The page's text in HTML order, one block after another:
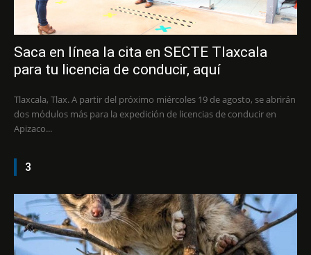
Saca en línea la cita en SECTE Tlaxcala
para tu licencia de conducir, aquí
Tlaxcala, Tlax. A partir del próximo miércoles 19 de agosto, se abrirán
dos módulos más para la expedición de licencias de conducir en
Apizaco...
3